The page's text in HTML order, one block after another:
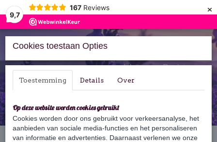
9,7
167 Reviews ×
Inloggen Registreren
Home › Zeep › Gastenzeep › Gastenzeep Beer paars
Cookies toestaan Opties
Toestemming Details Over
Op deze website worden cookies gebruikt
Cookies worden door ons gebruikt voor verkeersanalyse, het
aanbieden van sociale media-functies en het personaliseren
van informatie en advertenties. Daarnaast verlenen we onze